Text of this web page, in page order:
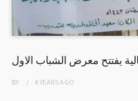
يفتتح معرض الشباب الاول
BY 4 YEARSAGO